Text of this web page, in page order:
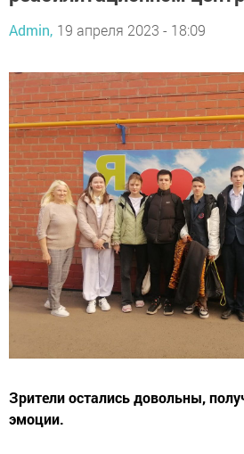
Admin, 19 апреля 2023 - 18:09
Зрители остались довольны,
эмоции.